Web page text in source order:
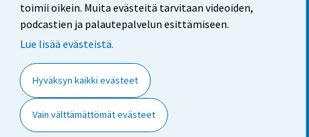
toimii oikein. Muita evästeitä tarvitaan videoiden,
podcastien ja palautepalvelun esittämiseen.
Lue lisää evästeistä.
Hyväksyn kaikki evästeet
Vain välttämättömät evästeet
Käyttöehdot
Saavutettavuus
Tietoa sivustosta
Evästeasetukset